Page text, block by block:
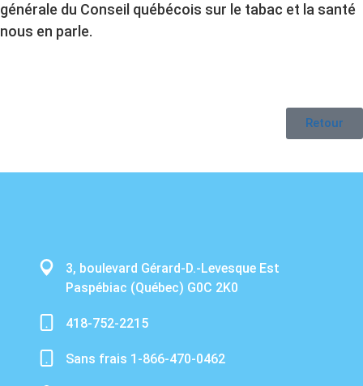
générale du Conseil québécois sur le tabac et la santé
nous en parle.
Retour
3, boulevard Gérard-D.-Levesque Est
Paspébiac (Québec) G0C 2K0
418-752-2215
Sans frais 1-866-470-0462